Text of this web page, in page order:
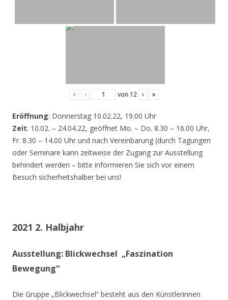
« ‹ von 12 › »
Eröffnung: Donnerstag 10.02.22, 19.00 Uhr
Zeit: 10.02. – 24.04.22, geöffnet Mo. – Do. 8.30 – 16.00 Uhr,
Fr. 8.30 – 14.00 Uhr und nach Vereinbarung (durch Tagungen
oder Seminare kann zeitweise der Zugang zur Ausstellung
behindert werden – bitte informieren Sie sich vor einem
Besuch sicherheitshalber bei uns!
2021 2. Halbjahr
Ausstellung: Blickwechsel „Faszination
Bewegung“
Die Gruppe „Blickwechsel“ besteht aus den Künstlerinnen